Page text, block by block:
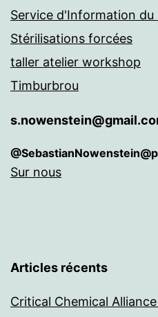
Service d'Information du
Stérilisations forcées
taller atelier workshop
Timburbrou
Sur nous
Articles récents
Critical Chemical